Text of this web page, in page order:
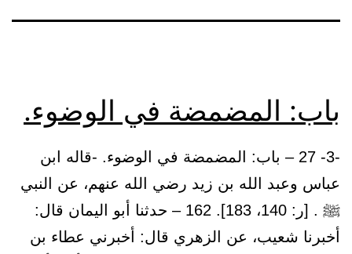
باب: المضمضة في الوضوء.
-3- 27 – باب: المضمضة في الوضوء. -قاله ابن
عباس وعبد الله بن زيد رضي الله عنهم، عن النبي
ﷺ . [ر: 140، 183]. 162 – حدثنا أبو اليمان قال:
أخبرنا شعيب، عن الزهري قال: أخبرني عطاء بن